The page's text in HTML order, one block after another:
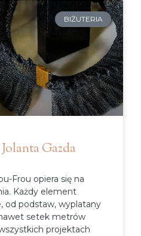
BIŻUTERIA
Gazda
Frou opiera się na
Każdy element
od podstaw, wyplatany
setek metrów
projektach